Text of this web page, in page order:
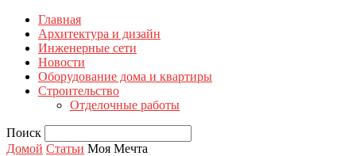
Главная
Архитектура и дизайн
Инженерные сети
Новости
Оборудование дома и квартиры
Строительство
Отделочные работы
Поиск
Домой Статьи Моя Мечта